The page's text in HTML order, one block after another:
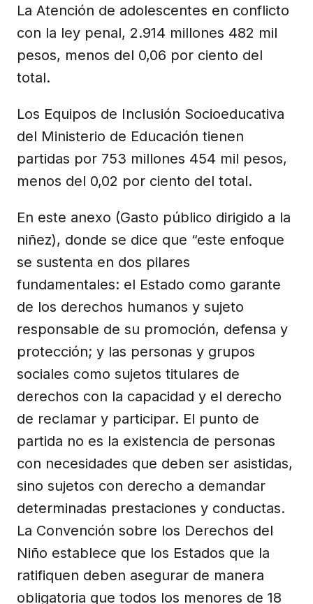
La Atención de adolescentes en conflicto
con la ley penal, 2.914 millones 482 mil
pesos, menos del 0,06 por ciento del
total.
Los Equipos de Inclusión Socioeducativa
del Ministerio de Educación tienen
partidas por 753 millones 454 mil pesos,
menos del 0,02 por ciento del total.
En este anexo (Gasto público dirigido a la
niñez), donde se dice que “este enfoque
se sustenta en dos pilares
fundamentales: el Estado como garante
de los derechos humanos y sujeto
responsable de su promoción, defensa y
protección; y las personas y grupos
sociales como sujetos titulares de
derechos con la capacidad y el derecho
de reclamar y participar. El punto de
partida no es la existencia de personas
con necesidades que deben ser asistidas,
sino sujetos con derecho a demandar
determinadas prestaciones y conductas.
La Convención sobre los Derechos del
Niño establece que los Estados que la
ratifiquen deben asegurar de manera
obligatoria que todos los menores de 18